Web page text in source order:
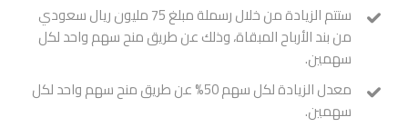
ستتم الزيادة من خلال رسملة مبلغ 75 مليون ريال سعودي
من بند الأرباح المبقاة، وذلك عن طريق منح سهم واحد لكل
سهمين.
معدل الزيادة لكل سهم 50% عن طريق منح سهم واحد لكل
سهمين.